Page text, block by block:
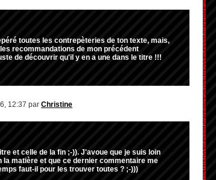
toutes les contrepèteries de ton texte, mais,
recommandations de mon précédent
de découvrir qu'il y en a une dans le titre !!!
12:37 par Christine
et celle de la fin ;-)). J'avoue que je suis loin
la matière et que ce dernier commentaire me
faut-il pour les trouver toutes ? ;-)))